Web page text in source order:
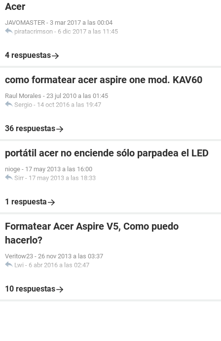
Acer
JAVOMASTER - 3 mar 2017 a las 00:04
piratacrimson - 6 dic 2017 a las 11:45
4 respuestas
como formatear acer aspire one mod. KAV60
Raul Morales - 23 jul 2010 a las 01:45
Sergio - 14 oct 2016 a las 19:47
36 respuestas
portátil acer no enciende sólo parpadea el LED
nioge - 17 may 2013 a las 16:00
Sirr - 17 may 2013 a las 18:33
1 respuesta
Formatear Acer Aspire V5, Como puedo
hacerlo?
Veritow23 - 26 nov 2013 a las 03:37
Lwi - 6 abr 2016 a las 02:47
10 respuestas